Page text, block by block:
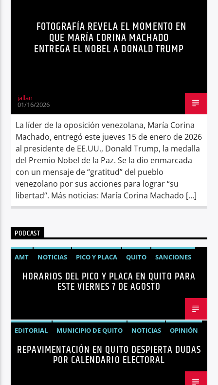
Radio hola
NOTICIASFOTOGRAFÍA REVELA EL MOMENTO EN
QUE MARÍA CORINA MACHADO
ENTREGA EL NOBEL A DONALD TRUMP
jallan
01/16/2026
La líder de la oposición venezolana, María Corina
Machado, entregó este jueves 15 de enero de 2026
al presidente de EE.UU., Donald Trump, la medalla
del Premio Nobel de la Paz. Se la dio enmarcada
con un mensaje de “gratitud” del pueblo
venezolano por sus acciones para lograr “su
libertad“. Más noticias: María Corina Machado […]
PODCAST
AMT NOTICIAS PICO Y PLACA QUITO SANCIONES
HORARIOS DEL PICO Y PLACA EN QUITO PARA
ESTE VIERNES 7 DE AGOSTO
EDITORIAL MUNICIPIO DE QUITO NOTICIAS
OPINIÓN
QUITO
REPAVIMENTACIÓN
REPAVIMENTACIÓN EN QUITO DESPIERTA DUDAS
POR CALENDARIO ELECTORAL